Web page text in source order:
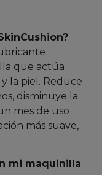
que actúa
la piel. Reduce
disminuye la
mes de uso
más suave,
mi maquinilla